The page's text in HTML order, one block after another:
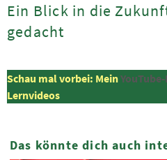
Ein Blick in die
gedacht
Schau mal vorbei: Mein
Lernvideos
Das könnte dich auch